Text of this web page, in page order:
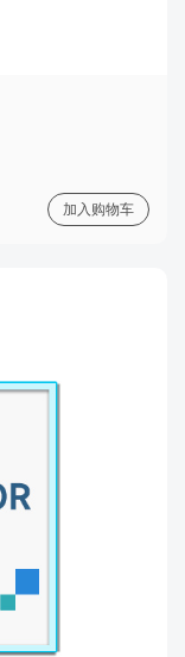
加入购物车